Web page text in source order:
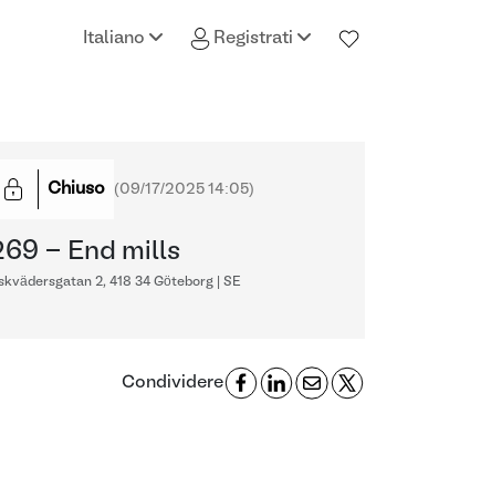
Italiano Registrati
Chiuso (09/17/2025 14:05)
- End mills
2, 418 34 Göteborg | SE
Condividere